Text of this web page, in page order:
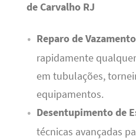
de Carvalho RJ
Reparo de
rapidamente
em tubulações,
equipamentos.
Desentupimento de
técnicas avançadas